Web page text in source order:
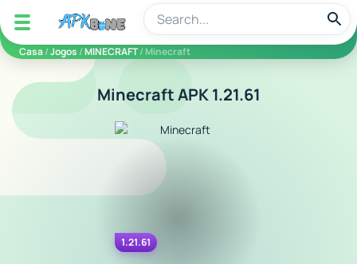
apkbine
Casa/Jogos /MINECRAFT/ Minecraft
Minecraft APK 1.21.61
1.21.61